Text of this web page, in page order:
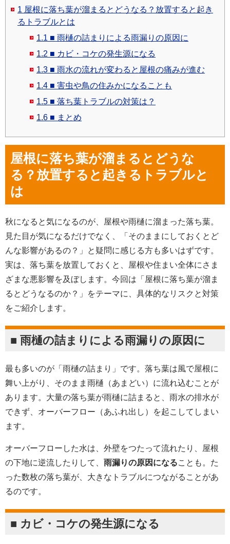
1 屋根に落ち葉が溜まるとどうなる？放置すると起き
るトラブルとは
1.1 ■ 雨樋の詰まりによる雨漏りの原因に
1.2 ■ カビ・コケの発生源になる
1.3 ■ 雨水の流れが変わると屋根の痛みが進む
1.4 ■ 害虫や鳥の住みかになることも
1.5 ■ 落ち葉トラブルの対策は？
1.6 ■ まとめ
屋根に落ち葉が溜まるとどうな
る？放置すると起きるトラブルと
は
秋になると気になるのが、屋根や雨樋に溜まった落ち葉。
見た目が気になるだけでなく、「そのままにしておくとど
んな影響があるの？」と疑問に感じる方も多いはずです。
実は、落ち葉を放置しておくと、屋根や住まい全体にさま
ざまな悪影響を及ぼします。今回は「屋根に落ち葉が溜ま
るとどうなるのか？」をテーマに、具体的なリスクと対策
をご紹介します。
■ 雨樋の詰まりによる雨漏りの原因に
最も多いのが「雨樋の詰まり」です。落ち葉は風で屋根に
舞い上がり、そのまま雨樋（あまどい）に流れ込むことが
あります。大量の落ち葉が雨樋に詰まると、雨水の排水が
できず、オーバーフロー（あふれ出し）を起こしてしまい
ます。
オーバーフローした水は、外壁をつたって流れたり、屋根
の下地に逆流したりして、 雨漏りの原因になることも。た
った数枚の落ち葉が、大きなトラブルにつながることがあ
るのです。
■ カビ・コケの発生源になる